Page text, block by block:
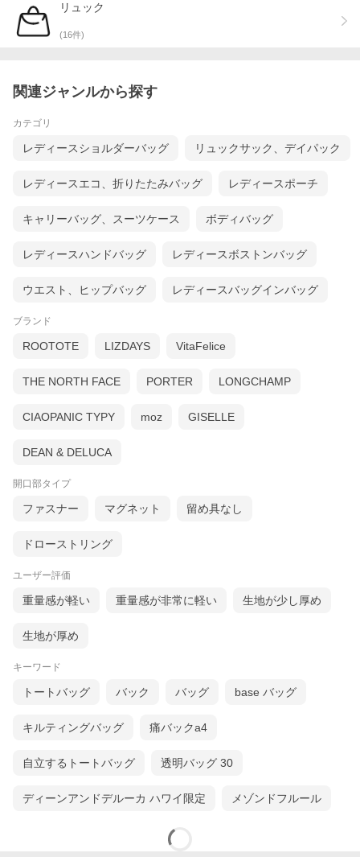
リュック
(16件)
関連ジャンルから探す
カテゴリ
レディースショルダーバッグ リュックサック、デイパック
レディースエコ、折りたたみバッグ レディースポーチ
キャリーバッグ、スーツケース ボディバッグ
レディースハンドバッグ レディースボストンバッグ
ウエスト、ヒップバッグ レディースバッグインバッグ
ブランド
ROOTOTE LIZDAYS VitaFelice
THE NORTH FACE PORTER LONGCHAMP
CIAOPANIC TYPY moz GISELLE
DEAN & DELUCA
開口部タイプ
ファスナー マグネット 留め具なし
ドローストリング
ユーザー評価
重量感が軽い 重量感が非常に軽い 生地が少し厚め
生地が厚め
キーワード
トートバッグ バック バッグ base バッグ
キルティングバッグ 痛バックa4
自立するトートバッグ 透明バッグ 30
ディーンアンドデルーカ ハワイ限定 メゾンドフルール